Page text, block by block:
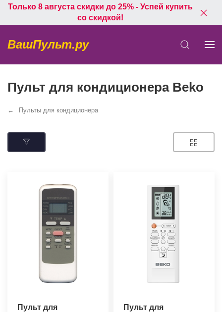
Только 8 августа скидки до 25% - Успей купить
со скидкой!
ВашПульт.ру
Пульт для кондиционера Beko
Пульты для кондиционера
Пульт для
Пульт для